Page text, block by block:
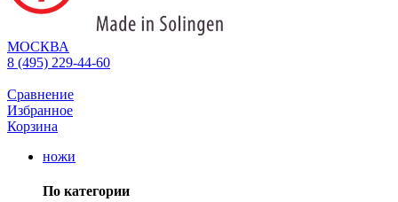
МОСКВА
8 (495) 229-44-60
Сравнение
Избранное
Корзина
ножи
По категории